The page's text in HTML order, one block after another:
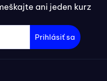
ani jeden kurz
Prihlásiť sa